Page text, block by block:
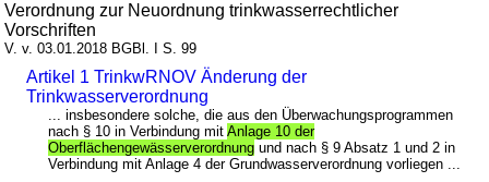
Verordnung zur Neuordnung trinkwasserrechtlicher
Vorschriften
V. v. 03.01.2018 BGBl. I S. 99
Artikel 1 TrinkwRNOV Änderung der
Trinkwasserverordnung
... insbesondere solche, die aus den Überwachungsprogrammen
nach § 10 in Verbindung mitAnlage 10 der
Oberflächengewässerverordnung und nach § 9 Absatz 1 und 2 in
Verbindung mit Anlage 4 der Grundwasserverordnung vorliegen ...